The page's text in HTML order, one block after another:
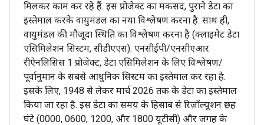
मिलकर काम कर रहे हैं. इस प्रोजेक्ट का मकसद, पुराने डेटा का
इस्तेमाल करके वायुमंडल का नया विश्लेषण करना है. साथ ही,
वायुमंडल की मौजूदा स्थिति का विश्लेषण करना है (क्लाइमेट डेटा
एसिमिलेशन सिस्टम, सीडीएएस). एनसीईपी/एनसीएआर
रीऐनलिसिस 1 प्रोजेक्ट, डेटा एसिमिलेशन के लिए विश्लेषण/
पूर्वानुमान के सबसे आधुनिक सिस्टम का इस्तेमाल कर रहा है.
इसके लिए, 1948 से लेकर मार्च 2026 तक के डेटा का इस्तेमाल
किया जा रहा है. इस डेटा का समय के हिसाब से रिज़ॉल्यूशन छह
घंटे (0000, 0600, 1200, और 1800 यूटीसी) और जगह के